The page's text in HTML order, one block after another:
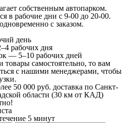
собственным автопарком.
в рабочие дни с 9-00 до 20-00.
с заказом.
день
рабочих дня
— 5–10 рабочих дней
товары самостоятельно, то вам
с нашими менеджерами, чтобы
50 000 руб. доставка по Санкт-
области (30 км от КАД)
5 минут